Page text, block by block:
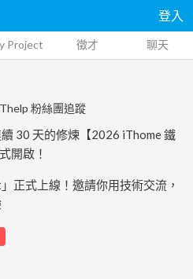
登入
Project 徵才 聊天
粉絲團追蹤
30 天的修煉【2026 iThome 鐵
開啟！
正式上線！邀請你用技術交流，